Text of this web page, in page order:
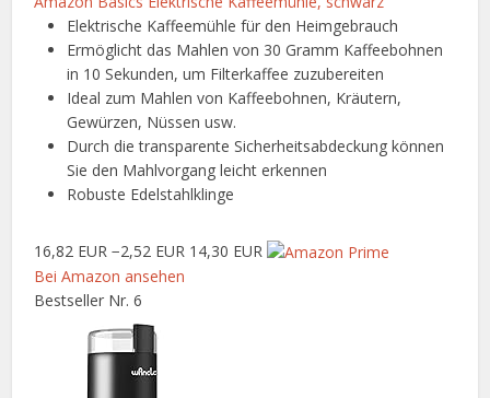
Elektrische Kaffeemühle für den Heimgebrauch
Ermöglicht das Mahlen von 30 Gramm Kaffeebohnen
in 10 Sekunden, um Filterkaffee zuzubereiten
Ideal zum Mahlen von Kaffeebohnen, Kräutern,
Gewürzen, Nüssen usw.
Durch die transparente Sicherheitsabdeckung können
Sie den Mahlvorgang leicht erkennen
Robuste Edelstahlklinge
16,82 EUR −2,52 EUR 14,30 EUR
Bei Amazon ansehen
Bestseller Nr. 6